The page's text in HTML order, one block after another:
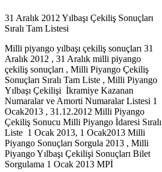
31 Aralık 2012 Yılbaşı Çekiliş Sonuçları
Sıralı Tam Listesi
Milli piyango yılbaşı çekiliş sonuçları 31
Aralık 2012 , 31 Aralık milli piyango
çekiliş sonuçları , Milli Piyango Çekiliş
Sonuçları Sıralı Tam Liste , Milli Piyango
Yılbaşı Çekilişi İkramiye Kazanan
Numaralar ve Amorti Numaralar Listesi 1
Ocak2013 , 31.12.2012 Milli Piyango
Çekiliş Sonucu Milli Piyango İdaresi Sıralı
Liste 1 Ocak 2013, 1 Ocak2013 Milli
Piyango Sonuçları Sorgula 2013 , Milli
Piyango Yılbaşı Çekilişi Sonuçları Bilet
Sorgulama 1 Ocak 2013 MPİ